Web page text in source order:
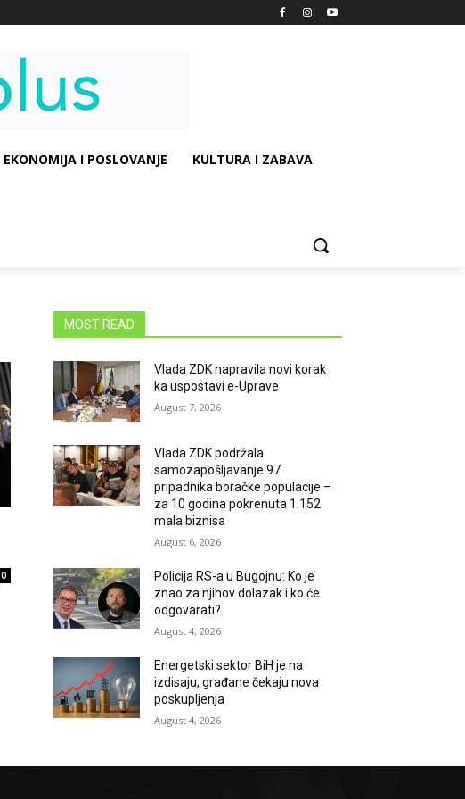
EKONOMIJA I POSLOVANJE KULTURA I ZABAVA
0
MOST READ
Vlada ZDK napravila novi korak
ka uspostavi e-Uprave
August 7, 2026
Vlada ZDK podržala
samozapošljavanje 97
pripadnika boračke populacije –
za 10 godina pokrenuta 1.152
mala biznisa
August 6, 2026
Policija RS-a u Bugojnu: Ko je
znao za njihov dolazak i ko će
odgovarati?
August 4, 2026
Energetski sektor BiH je na
izdisaju, građane čekaju nova
poskupljenja
August 4, 2026